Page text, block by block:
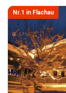
Nr.1 in Flachau